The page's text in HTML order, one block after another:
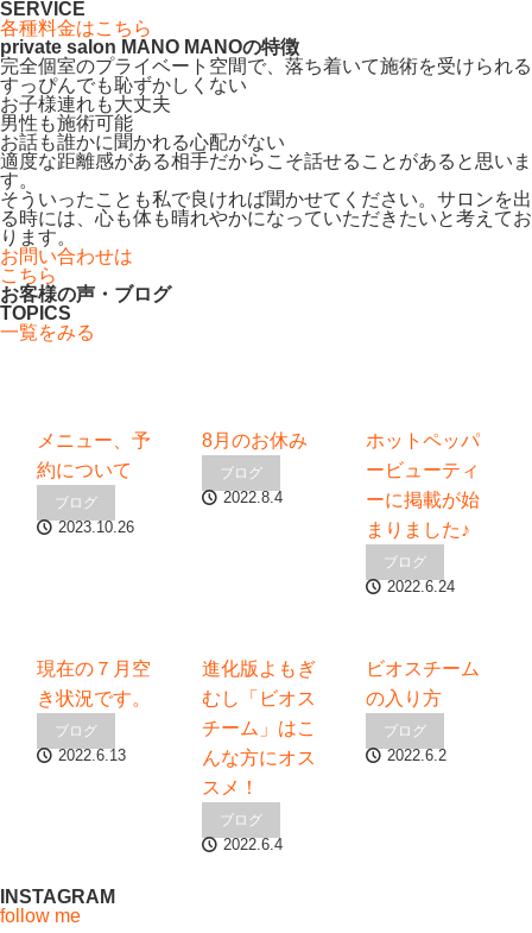
SERVICE
各種料金はこちら
private salon MANO MANOの特徴
完全個室のプライベート空間で、落ち着いて施術を受けられる
すっぴんでも恥ずかしくない
お子様連れも大丈夫
男性も施術可能
お話も誰かに聞かれる心配がない
適度な距離感がある相手だからこそ話せることがあると思いま
す。
そういったことも私で良ければ聞かせてください。サロンを出
る時には、心も体も晴れやかになっていただきたいと考えてお
ります。
お問い合わせは
こちら
お客様の声・ブログ
TOPICS
一覧をみる
メニュー、予
約について
ブログ
2023.10.26
8月のお休み
ブログ
2022.8.4
ホットペッパ
ービューティ
ーに掲載が始
まりました♪
ブログ
2022.6.24
現在の７月空
き状況です。
ブログ
2022.6.13
進化版よもぎ
むし「ビオス
チーム」はこ
んな方にオス
スメ！
ブログ
2022.6.4
ビオスチーム
の入り方
ブログ
2022.6.2
INSTAGRAM
follow me